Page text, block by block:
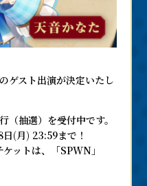
ゲスト出演が決定いたし
（抽選）を受付中です。
(⽉) 23:59まで！
ットは、「SPWN」